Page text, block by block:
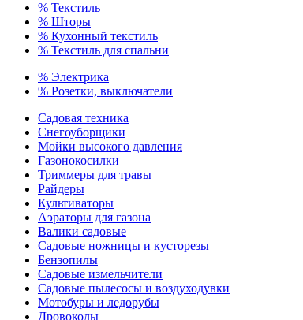
% Текстиль
% Шторы
% Кухонный текстиль
% Текстиль для спальни
% Электрика
% Розетки, выключатели
Садовая техника
Снегоуборщики
Мойки высокого давления
Газонокосилки
Триммеры для травы
Райдеры
Культиваторы
Аэраторы для газона
Валики садовые
Садовые ножницы и кусторезы
Бензопилы
Садовые измельчители
Садовые пылесосы и воздуходувки
Мотобуры и ледорубы
Дровоколы